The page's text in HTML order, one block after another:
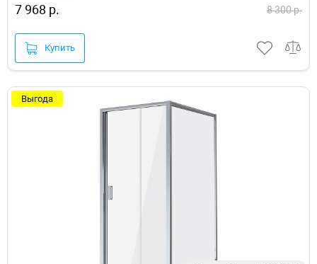
7 968 р. 8 300 р.
Купить
Выгода